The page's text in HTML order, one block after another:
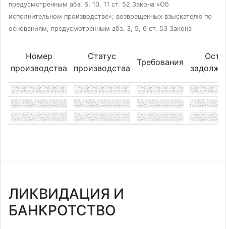
предусмотренным абз. 6, 10, 11 ст. 52 Закона «Об
исполнительном производстве»; возвращенных взыскателю по
основаниям, предусмотренным абз. 3, 5, 6 ст. 53 Закона
Номер
производства
Статус
производства
Требования
ЛИКВИДАЦИЯ И
БАНКРОТСТВО